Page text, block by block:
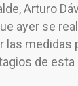
Arturo
ayer se
las medidas
de